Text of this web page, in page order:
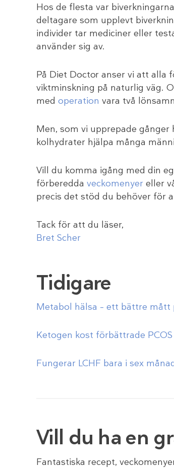
Hos de flesta var
deltagare som upplevt
individer tar mediciner eller
använder sig av.
På Diet Doctor anser vi att alla
viktminskning på naturlig väg.
med operation vara två
Men, som vi upprepade
kolhydrater hjälpa många
Vill du komma igång med din
förberedda veckomenyer eller
precis det stöd du behöver för
Tack för att du läser,
Bret Scher
Tidigare
Metabol hälsa – ett bättre mått
Ketogen kost förbättrade
Fungerar LCHF bara i sex
Vill du ha en
Fantastiska recept,